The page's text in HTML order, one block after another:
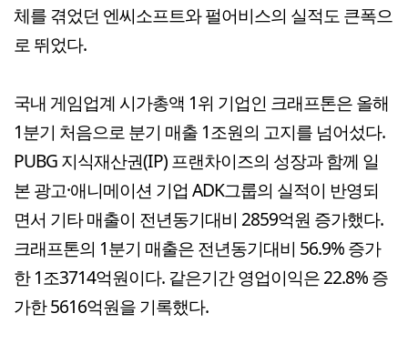
체를 겪었던 엔씨소프트와 펄어비스의 실적도 큰폭으
로 뛰었다.
국내 게임업계 시가총액 1위 기업인 크래프톤은 올해
1분기 처음으로 분기 매출 1조원의 고지를 넘어섰다.
PUBG 지식재산권(IP) 프랜차이즈의 성장과 함께 일
본 광고·애니메이션 기업 ADK그룹의 실적이 반영되
면서 기타 매출이 전년동기대비 2859억원 증가했다.
크래프톤의 1분기 매출은 전년동기대비 56.9% 증가
한 1조3714억원이다. 같은기간 영업이익은 22.8% 증
가한 5616억원을 기록했다.